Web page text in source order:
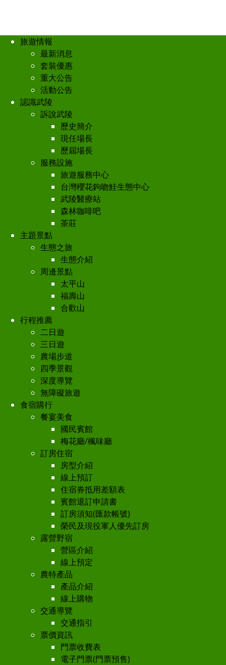
旅遊情報
最新消息
套裝優惠
重大公告
活動公告
認識武陵
訴說武陵
歷史簡介
現任場長
歷屆場長
服務設施
旅遊服務中心
台灣櫻花鉤吻鮭生態中心
武陵醫療站
森林咖啡吧
茶莊
主題景點
生態之旅
生態介紹
周邊景點
太平山
福壽山
合歡山
行程推薦
二日遊
三日遊
農場步道
四季景觀
深度導覽
無障礙旅遊
食宿購行
餐宴美食
國民賓館
梅花廳/楓味廳
訂房住宿
房型介紹
線上預訂
住宿券抵用差額表
賓館退訂申請書
訂房須知(匯款帳號)
榮民及現役軍人優先訂房
露營野宿
營區介紹
線上預定
農特產品
產品介紹
線上購物
交通導覽
交通指引
票價資訊
門票收費表
電子門票(門票預售)